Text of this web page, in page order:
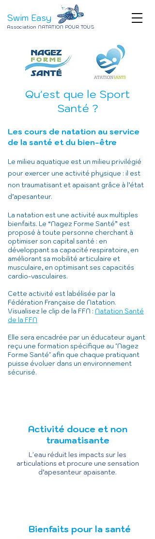
Swim Easy
Association NATATION POUR TOUS
Qu'est que le Sport
Santé ?
Les cours de natation au service
de la santé et du bien-être
Le milieu aquatique est un milieu privilégié
pour exercer une activité physique : il est
non traumatisant et apaisant grâce à l’état
d’apesanteur.
La natation est une activité aux multiples
bienfaits. Le “Nagez Forme Santé” est
proposé à toute personne cherchant à
optimiser son capital santé : en
développant sa capacité respiratoire, en
améliorant sa mobilité articulaire et
musculaire, en optimisant ses capacités
cardio-vasculaires.
Cette activité est labélisée par la
Fédération Française de Natation.
Visualisez le clip de la FFN : Natation Santé
de la FFN
Elle sera encadrée par un éducateur ayant
reçu une formation spécifique au "Nagez
Forme Santé" afin que chaque pratiquant
puisse évoluer dans un environnement
sécurisé.
Activité douce et non
traumatisante
L'eau réduit les impacts sur les
articulations et procure une sensation
d’apesanteur apaisante.
Bienfaits pour la santé